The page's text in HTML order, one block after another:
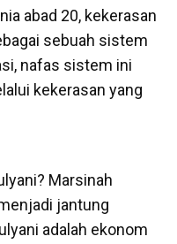
abad 20, kekerasan
sebuah sistem
nafas sistem ini
kekerasan yang
Marsinah
jantung
adalah ekonom